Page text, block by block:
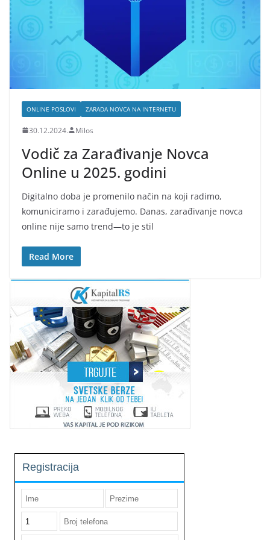
ONLINE POSLOVI ZARADA NOVCA NA INTERNETU
30.12.2024. Milos
Vodič za Zarađivanje Novca
Online u 2025. godini
Digitalno doba je promenilo način na koji radimo,
komuniciramo i zarađujemo. Danas, zarađivanje novca
online nije samo trend—to je stil
Read More